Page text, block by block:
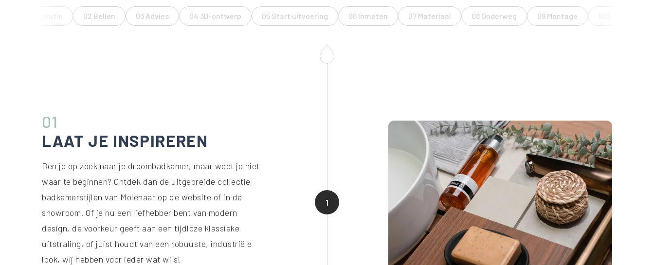
01 Inspiratie 02 Bellen 03 Advies 04 3D-ontwerp 05 Start uitvoering 06 Inmeten 07 Materiaal 08 Onderweg 09 Montage
1
01
LAAT JE INSPIREREN
Ben je op zoek naar je droombadkamer, maar weet je niet
waar te beginnen? Ontdek dan de uitgebreide collectie
badkamerstijlen van Molenaar op de website of in de
showroom. Of je nu een liefhebber bent van modern
design, de voorkeur geeft aan een tijdloze klassieke
uitstraling, of juist houdt van een robuuste, industriële
look, wij hebben voor ieder wat wils!